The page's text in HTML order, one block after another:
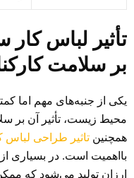
تأثیر لباس
بر سلامت
یکی از جنبه‌های مهم اما
محیط زیست، تأثیر آن بر
همچنین تاثیر طراحی لباس
بااهمیت است. در بسیاری
ارزان تولید می‌شود که